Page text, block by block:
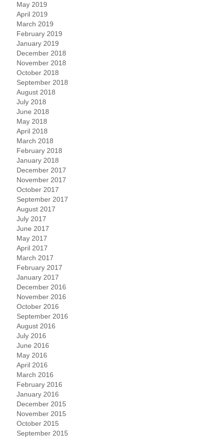
May 2019
April 2019
March 2019
February 2019
January 2019
December 2018
November 2018
October 2018
September 2018
August 2018
July 2018
June 2018
May 2018
April 2018
March 2018
February 2018
January 2018
December 2017
November 2017
October 2017
September 2017
August 2017
July 2017
June 2017
May 2017
April 2017
March 2017
February 2017
January 2017
December 2016
November 2016
October 2016
September 2016
August 2016
July 2016
June 2016
May 2016
April 2016
March 2016
February 2016
January 2016
December 2015
November 2015
October 2015
September 2015